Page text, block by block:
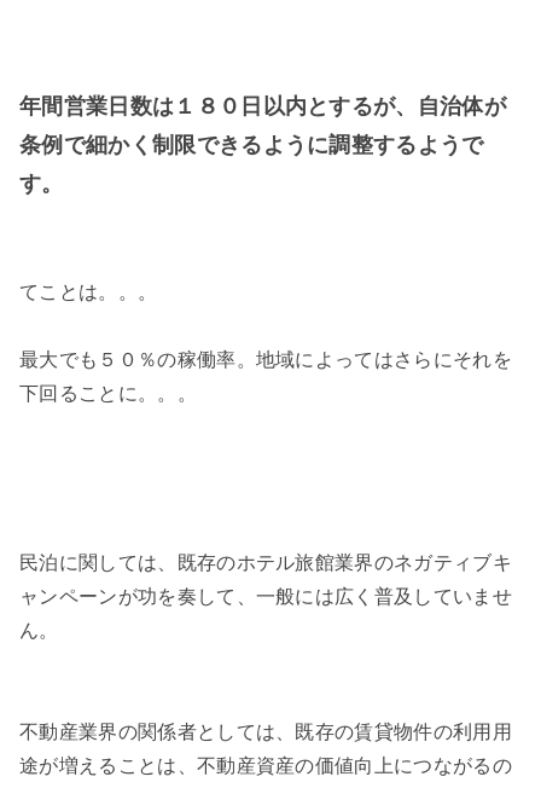
年間営業日数は１８０日以内とするが、自治体が
条例で細かく制限できるように調整するようで
す。
てことは。。。
最大でも５０％の稼働率。地域によってはさらにそれを
下回ることに。。。
民泊に関しては、既存のホテル旅館業界のネガティブキ
ャンペーンが功を奏して、一般には広く普及していませ
ん。
不動産業界の関係者としては、既存の賃貸物件の利用用
途が増えることは、不動産資産の価値向上につながるの